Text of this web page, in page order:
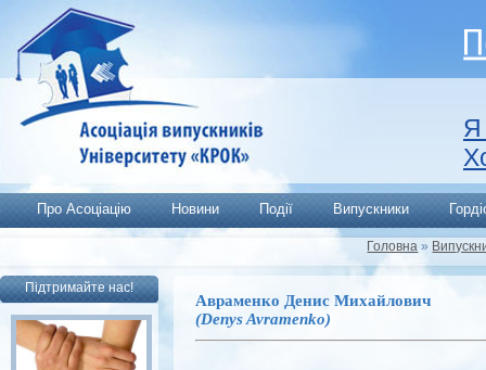
Я
Про Асоціацію Новини Події Випускники
Головна »
Підтримайте нас!
Авраменко Денис Михайлович
(Denys Avramenko)